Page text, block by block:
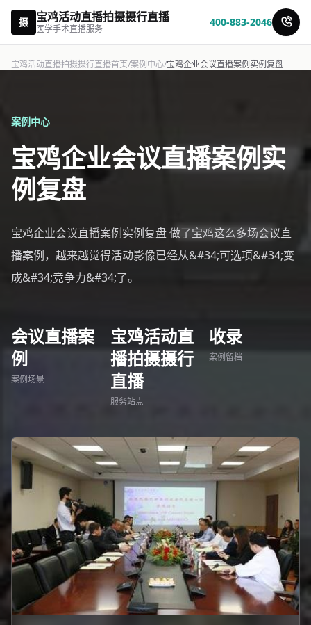
摄 宝鸡活动直播拍摄摄行直播
医学手术直播服务
400-883-2046
宝鸡活动直播拍摄摄行直播首页/案例中心/宝鸡企业会议直播案例实例复盘
案例中心
宝鸡企业会议直播案例实
例复盘
宝鸡企业会议直播案例实例复盘 做了宝鸡这么多场会议直
播案例，越来越觉得活动影像已经从&#34;可选项&#34;变
成&#34;竞争力&#34;了。
会议直播案
例
案例场景
宝鸡活动直
播拍摄摄行
直播
服务站点
收录
案例留档